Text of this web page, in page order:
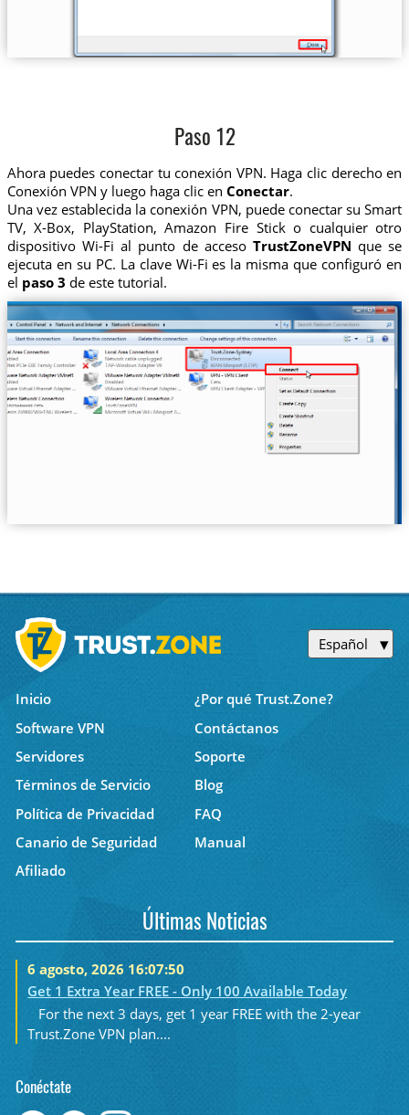
Paso 12
Ahora puedes conectar tu conexión VPN. Haga clic derecho en
Conexión VPN y luego haga clic en Conectar.
Una vez establecida la conexión VPN, puede conectar su Smart
TV, X-Box, PlayStation, Amazon Fire Stick o cualquier otro
dispositivo Wi-Fi al punto de acceso TrustZoneVPN que se
ejecuta en su PC. La clave Wi-Fi es la misma que configuró en
el paso 3 de este tutorial.
Español
Inicio
¿Por qué Trust.Zone?
Software VPN
Contáctanos
Servidores
Soporte
Términos de Servicio
Blog
Política de Privacidad
FAQ
Canario de Seguridad
Manual
Afiliado
Últimas Noticias
6 agosto, 2026 16:07:50
Get 1 Extra Year FREE - Only 100 Available Today
For the next 3 days, get 1 year FREE with the 2-year
Trust.Zone VPN plan....
Conéctate